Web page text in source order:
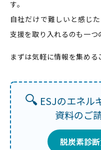
す。
自社だけで難しいと感じ
支援を取り入れるのも一つ
まずは気軽に情報を集める
🔍 ESJのエネル
資料のご
脱炭素診